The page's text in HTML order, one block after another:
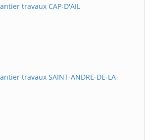
travaux CAP-D'AIL
travaux SAINT-ANDRE-DE-LA-